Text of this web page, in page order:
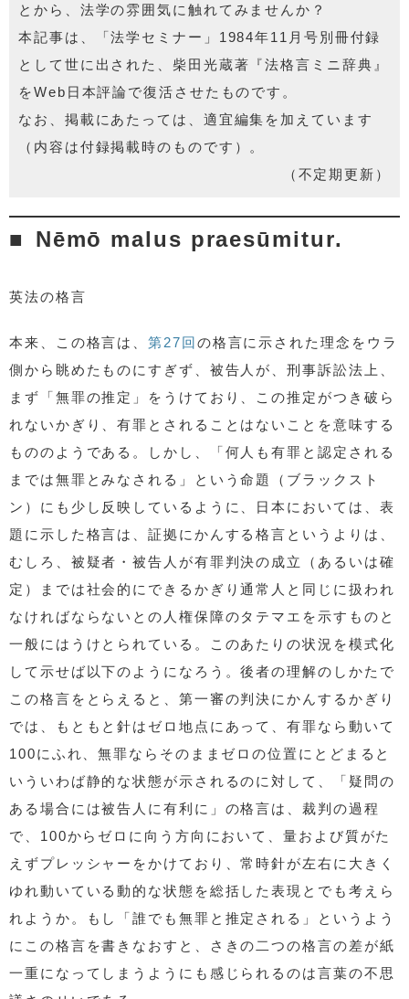
とから、法学の雰囲気に触れてみませんか？
本記事は、「法学セミナー」1984年11月号別冊付録
として世に出された、柴田光蔵著『法格言ミニ辞典』
をWeb日本評論で復活させたものです。
なお、掲載にあたっては、適宜編集を加えています
（内容は付録掲載時のものです）。
（不定期更新）
Nēmō malus praesūmitur.
英法の格言
本来、この格言は、第27回 の格言に示された理念をウラ
側から眺めたものにすぎず、被告人が、刑事訴訟法上、
まず「無罪の推定」をうけており、この推定がつき破ら
れないかぎり、有罪とされることはないことを意味する
もののようである。しかし、「何人も有罪と認定される
までは無罪とみなされる」という命題（ブラックスト
ン）にも少し反映しているように、日本においては、表
題に示した格言は、証拠にかんする格言というよりは、
むしろ、被疑者・被告人が有罪判決の成立（あるいは確
定）までは社会的にできるかぎり通常人と同じに扱われ
なければならないとの人権保障のタテマエを示すものと
一般にはうけとられている。このあたりの状況を模式化
して示せば以下のようになろう。後者の理解のしかたで
この格言をとらえると、第一審の判決にかんするかぎり
では、もともと針はゼロ地点にあって、有罪なら動いて
100にふれ、無罪ならそのままゼロの位置にとどまると
いういわば静的な状態が示されるのに対して、「疑問の
ある場合には被告人に有利に」の格言は、裁判の過程
で、100からゼロに向う方向において、量および質がた
えずプレッシャーをかけており、常時針が左右に大きく
ゆれ動いている動的な状態を総括した表現とでも考えら
れようか。もし「誰でも無罪と推定される」というよう
にこの格言を書きなおすと、さきの二つの格言の差が紙
一重になってしまうようにも感じられるのは言葉の不思